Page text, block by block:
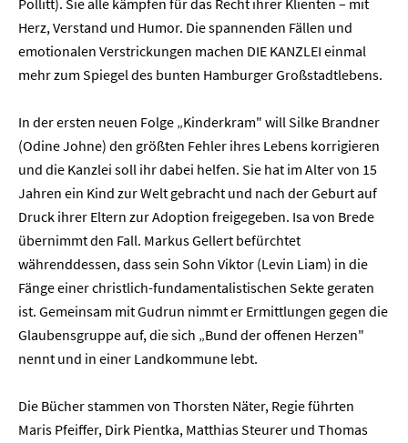
Pollitt). Sie alle kämpfen für das Recht ihrer Klienten – mit
Herz, Verstand und Humor. Die spannenden Fällen und
emotionalen Verstrickungen machen DIE KANZLEI einmal
mehr zum Spiegel des bunten Hamburger Großstadtlebens.
In der ersten neuen Folge „Kinderkram" will Silke Brandner
(Odine Johne) den größten Fehler ihres Lebens korrigieren
und die Kanzlei soll ihr dabei helfen. Sie hat im Alter von 15
Jahren ein Kind zur Welt gebracht und nach der Geburt auf
Druck ihrer Eltern zur Adoption freigegeben. Isa von Brede
übernimmt den Fall. Markus Gellert befürchtet
währenddessen, dass sein Sohn Viktor (Levin Liam) in die
Fänge einer christlich-fundamentalistischen Sekte geraten
ist. Gemeinsam mit Gudrun nimmt er Ermittlungen gegen die
Glaubensgruppe auf, die sich „Bund der offenen Herzen"
nennt und in einer Landkommune lebt.
Die Bücher stammen von Thorsten Näter, Regie führten
Maris Pfeiffer, Dirk Pientka, Matthias Steurer und Thomas